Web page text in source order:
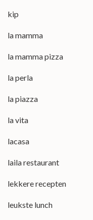
kip
la mamma
la mamma pizza
la perla
la piazza
la vita
lacasa
laila restaurant
lekkere recepten
leukste lunch